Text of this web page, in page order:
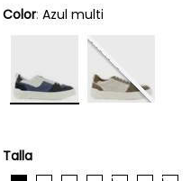
Color: Azul multi
Talla